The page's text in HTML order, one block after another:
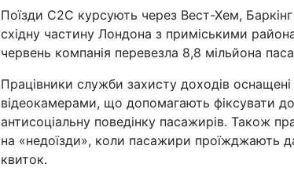
Поїзди C2C курсують через Вест-Хем,
східну частину Лондона з приміськими
червень компанія перевезла 8,8 мільйона
Працівники служби захисту доходів
відеокамерами, що допомагають фіксувати
антисоціальну поведінку пасажирів. Також
на «недоїзди», коли пасажири проїжджають
квиток.